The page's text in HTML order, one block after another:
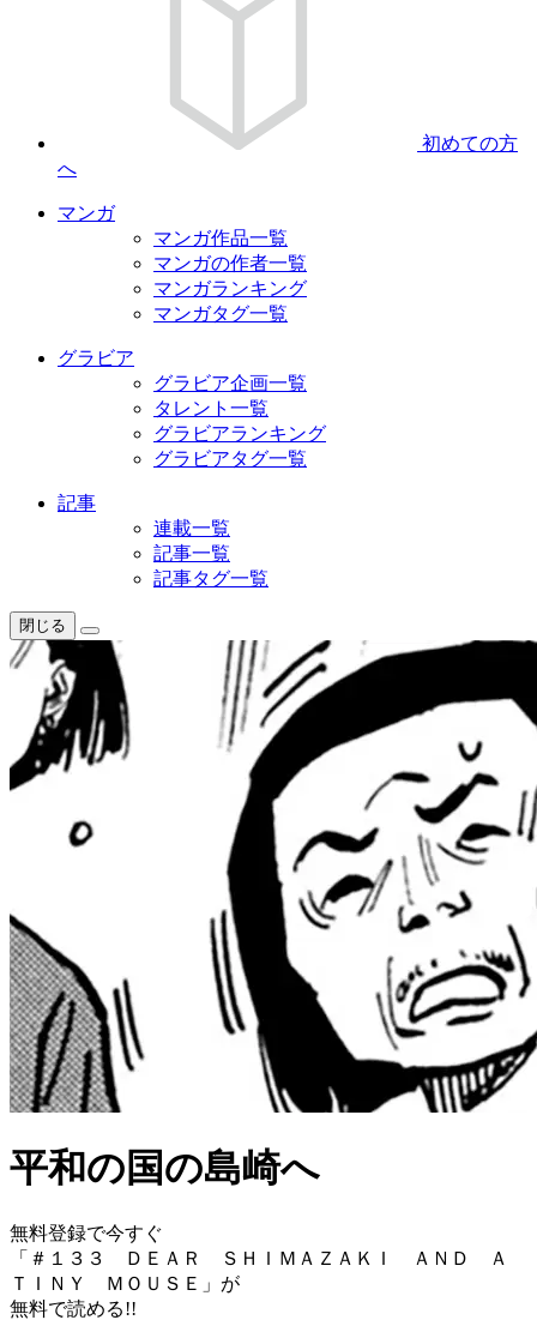
初めての方
へ
マンガ
マンガ作品一覧
マンガの作者一覧
マンガランキング
マンガタグ一覧
グラビア
グラビア企画一覧
タレント一覧
グラビアランキング
グラビアタグ一覧
記事
連載一覧
記事一覧
記事タグ一覧
閉じる
平和の国の島崎へ
無料登録で今すぐ
「 ＃１３３ ＤＥＡＲ ＳＨＩＭＡＺＡＫＩ ＡＮＤ Ａ
ＴＩＮＹ ＭＯＵＳＥ 」が
無料で読める!!